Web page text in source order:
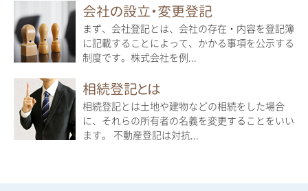
会社の設立・変更登記
まず、会社登記とは、会社の存在・内容を登記簿
に記載することによって、かかる事項を公示する
制度です。株式会社を例...
相続登記とは
相続登記とは土地や建物などの相続をした場合
に、それらの所有者の名義を変更することをいい
ます。 不動産登記は対抗...